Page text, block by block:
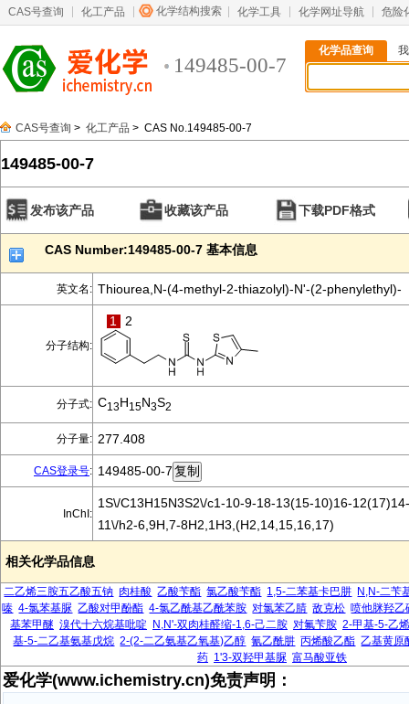
CAS号查询 化工产品 化学结构搜索 化学工具 化学网址导航 危险
149485-00-7
化学品查询
CAS号查询 > 化工产品 > CAS No.149485-00-7
149485-00-7
发布该产品 收藏该产品 下载PDF格式
CAS Number:149485-00-7 基本信息
英文名: Thiourea,N-(4-methyl-2-thiazolyl)-N'-(2-phenylethyl)-
分子结构:
1 2
分子式: C13H15N3S2
分子量: 277.408
CAS登录号: 149485-00-7
InChI:
1S\/C13H15N3S2\/c1-10-9-18-13(15-10)16-
11\/h2-6,9H,7-8H2,1H3,(H2,14,15,16,17)
相关化学品信息
二乙烯三胺五乙酸五钠 肉桂酸 乙酸苄酯 氯乙酸苄酯 1,5-二苯基卡巴肼 N,N-二苄
嗪 4-氯苯基脲 乙酸对甲酚酯 4-氯乙酰基乙酰苯胺 对氯苯乙腈 敌克松 喷他脒羟乙
基苯甲醚 溴代十六烷基吡啶 N,N'-双肉桂醛缩-1,6-己二胺 对氟苄胺 2-甲基-5-乙
基-5-二乙基氨基戊烷 2-(2-二乙氨基乙氧基)乙醇 氰乙酰肼 丙烯酸乙酯 乙基黄原
药 1'3-双羟甲基脲 富马酸亚铁
爱化学(www.ichemistry.cn)免责声明：